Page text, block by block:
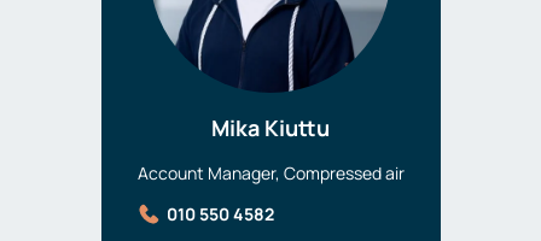
Mika Kiuttu
Account Manager, Compressed air
010 550 4582